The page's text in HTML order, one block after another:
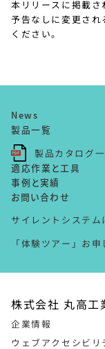
本リリースに掲載さ
予告なしに変更さ
ください。
News
製品一覧
製品カタログ
適応作業と工具
事例と実績
お問い合わせ
サイレントシステ
「体験ツアー」お申
株式会社 丸高工
企業情報
ウェブアクセシビリ